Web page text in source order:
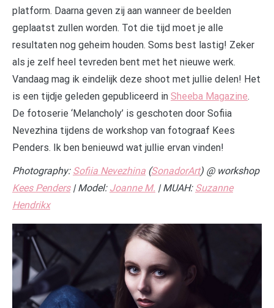
platform. Daarna geven zij aan wanneer de beelden
geplaatst zullen worden. Tot die tijd moet je alle
resultaten nog geheim houden. Soms best lastig! Zeker
als je zelf heel tevreden bent met het nieuwe werk.
Vandaag mag ik eindelijk deze shoot met jullie delen! Het
is een tijdje geleden gepubliceerd in Sheeba Magazine.
De fotoserie ‘Melancholy’ is geschoten door Sofiia
Nevezhina tijdens de workshop van fotograaf Kees
Penders. Ik ben benieuwd wat jullie ervan vinden!
Photography: Sofiia Nevezhina (SonadorArt) @ workshop
Kees Penders| Model: Joanne M. | MUAH: Suzanne
Hendrikx